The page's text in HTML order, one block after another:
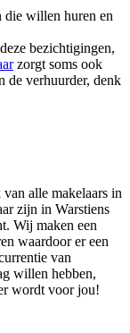
die willen huren en
bezichtigingen,
zorgt soms ook
de verhuurder, denk
alle makelaars in
zijn in Warstiens
Wij maken een
waardoor er een
van
willen hebben,
wordt voor jou!